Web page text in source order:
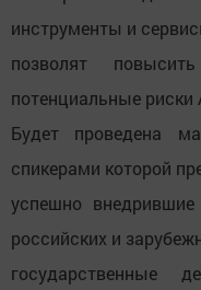
инструменты и
позволят
потенциальные риски
Будет проведена
спикерами которой
успешно
российских и
государственные